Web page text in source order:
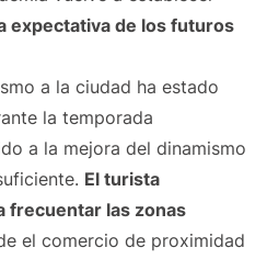
expectativa de los futuros
a la ciudad ha estado
la temporada
a la mejora del dinamismo
El turista
frecuentar las zonas
el comercio de proximidad